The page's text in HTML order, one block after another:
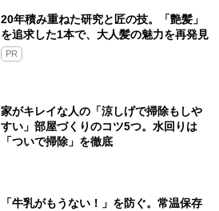
20年積み重ねた研究と匠の技。「艶髪」
を追求した1本で、大人髪の魅力を再発見
PR
家がキレイな人の「涼しげで掃除もしや
すい」部屋づくりのコツ5つ。水回りは
「ついで掃除」を徹底
「牛乳がもうない！」を防ぐ。常温保存